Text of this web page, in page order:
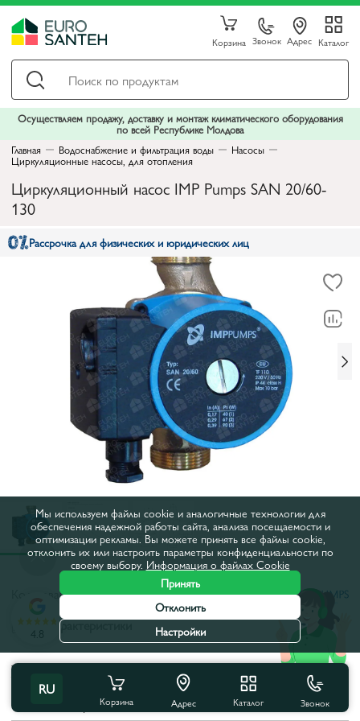
Корзина Звонок Адрес Каталог
Осуществляем продажу, доставку и монтаж климатического оборудования
по всей Республике Молдова
Главная
Водоснабжение и фильтрация воды Насосы
Циркуляционные насосы, для отопления
Циркуляционный насос IMP Pumps SAN 20/60-
130
Рассрочка для физических и юридических лиц
Код товара:26814
Все характеристики
Характеристики продукта
Межосевое расстояние, мм: 130
RU
Корзина Адрес Каталог Звонок
4.8
Мы используем файлы cookie и аналогичные технологии для
обеспечения надежной работы сайта, анализа посещаемости и
оптимизации рекламы. Вы можете принять все файлы cookie,
отклонить их или настроить параметры конфиденциальности по
своему выбору. Информация о файлах Cookie
Принять
Отклонить
Настройки